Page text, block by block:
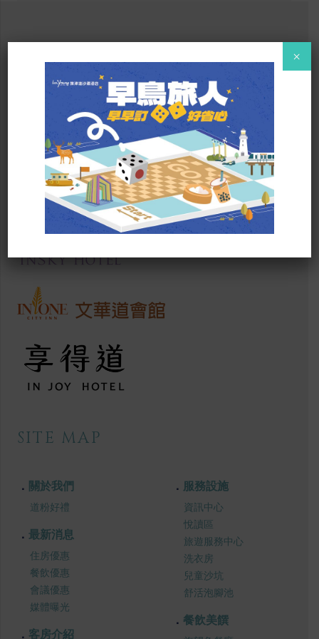
．以道載旅 道道精彩．
高雄市旗津區旗津三路1050號3樓
訂房專線：07-5721818 #820
傳真：07-5721199
fo@inyounghotel.com.tw
SITE MAP
關於我們
道粉好禮
最新消息
住房優惠
餐飲優惠
會議優惠
媒體曝光
客房介紹
服務設施
資訊中心
悅讀區
旅遊服務中心
洗衣房
兒童沙坑
舒活泡腳池
餐飲美饌
×